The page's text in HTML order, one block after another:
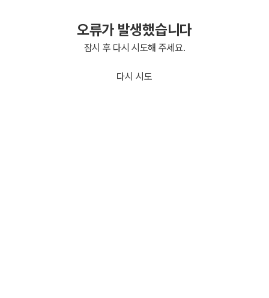
오류가 발생했습니다
잠시 후 다시 시도해 주세요.
다시 시도